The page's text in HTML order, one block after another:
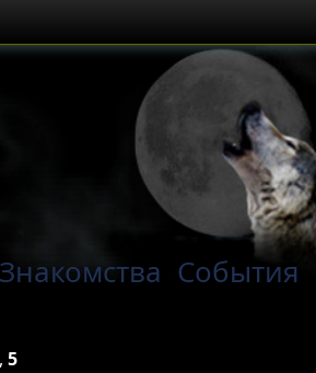
Знакомства События
, 5